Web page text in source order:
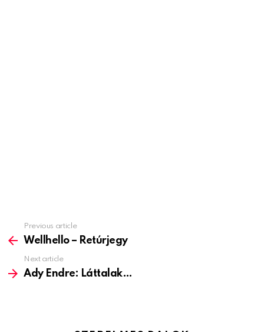
more
Previous article
Wellhello – Retúrjegy
Next article
Ady Endre: Láttalak…